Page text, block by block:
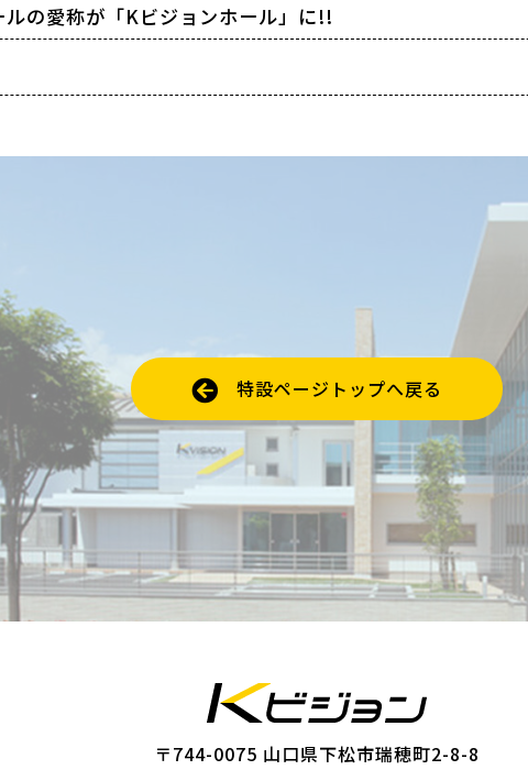
の愛称が「Kビジョンホール」に!!
特設ページトップへ戻る
〒744-0075 山口県下松市瑞穂町2-8-8